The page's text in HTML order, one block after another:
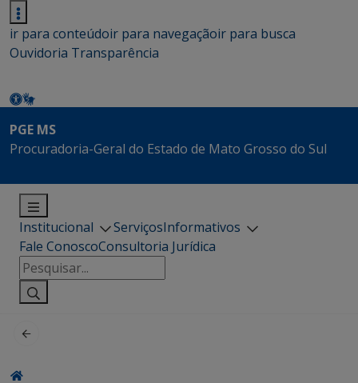
ir para conteúdoir para navegaçãoir para busca
Ouvidoria Transparência
PGE MS
Procuradoria-Geral do Estado de Mato Grosso do Sul
Institucional ServiçosInformativos
Fale ConoscoConsultoria Jurídica
Pesquisar
por: